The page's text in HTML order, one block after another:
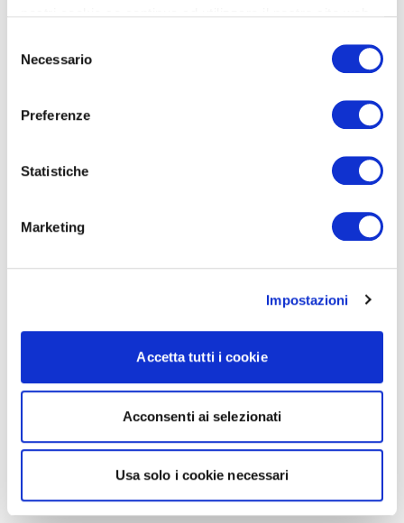
delNecessario
Preferenze
Statistiche
Marketing
Impostazioni
Accetta tutti i cookie
Acconsenti ai selezionati
Usa solo i cookie necessari